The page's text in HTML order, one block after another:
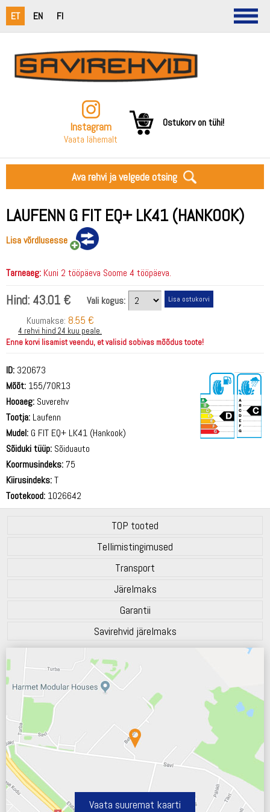
ET EN FI
Instagram
Vaata lähemalt
Ostukorv on tühi!
Ava rehvi ja velgede otsing
LAUFENN G FIT EQ+ LK41 (HANKOOK)
Lisa võrdlusesse
Tarneaeg: Kuni 2 tööpäeva Soome 4 tööpäeva.
Hind: 43.01 €
Vali kogus:
Kuumakse: 8.55 €
4 rehvi hind 24 kuu peale.
Enne korvi lisamist veendu, et valisid sobivas mõõdus toote!
ID: 320673
Mõõt: 155/70R13
Hooaeg: Suverehv
Tootja: Laufenn
Mudel: G FIT EQ+ LK41 (Hankook)
Sõiduki tüüp: Sõiduauto
Koormusindeks: 75
Kiirusindeks:T
Tootekood: 1026642
TOP tooted
Tellimistingimused
Transport
Järelmaks
Garantii
Savirehvid järelmaks
Vaata suuremat kaarti